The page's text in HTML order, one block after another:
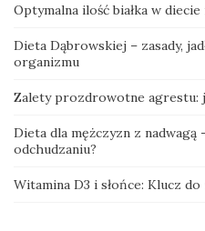
Optymalna ilość białka w
Dieta Dąbrowskiej – zasady,
organizmu
Zalety prozdrowotne agrestu:
Dieta dla mężczyzn z
odchudzaniu?
Witamina D3 i słońce: Klucz